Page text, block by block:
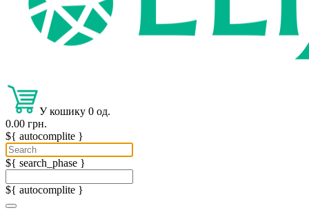
У кошику 0 од.
0.00 грн.
${ autocomplite }
${ search_phase }
${ autocomplite }